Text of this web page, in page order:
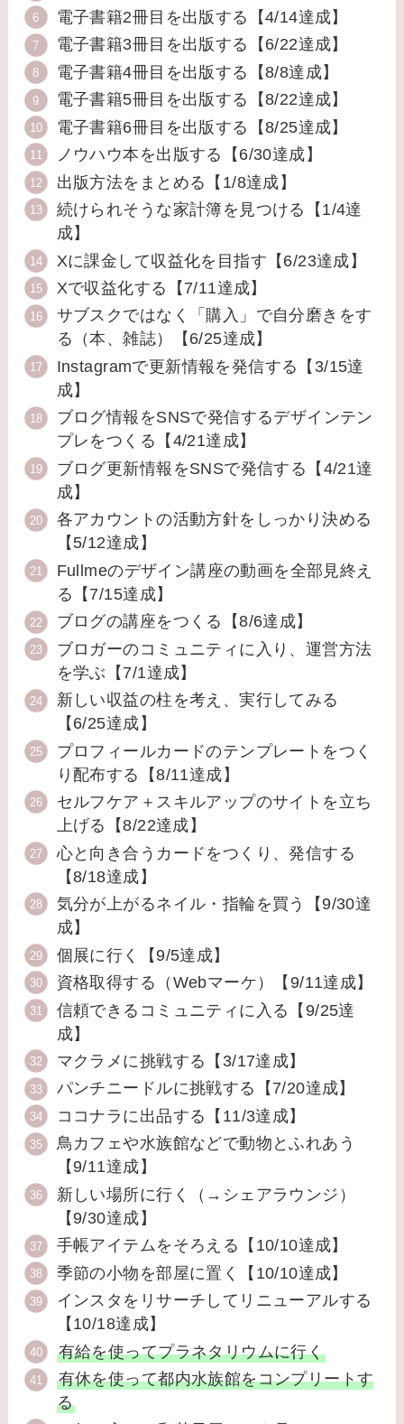
電子書籍2冊目を出版する【4/14達成】
電子書籍3冊目を出版する【6/22達成】
電子書籍4冊目を出版する【8/8達成】
電子書籍5冊目を出版する【8/22達成】
電子書籍6冊目を出版する【8/25達成】
ノウハウ本を出版する【6/30達成】
出版方法をまとめる【1/8達成】
続けられそうな家計簿を見つける【1/4達
成】
Xに課金して収益化を目指す【6/23達成】
Xで収益化する【7/11達成】
サブスクではなく「購入」で自分磨きをす
る（本、雑誌）【6/25達成】
Instagramで更新情報を発信する【3/15達
成】
ブログ情報をSNSで発信するデザインテン
プレをつくる【4/21達成】
ブログ更新情報をSNSで発信する【4/21達
成】
各アカウントの活動方針をしっかり決める
【5/12達成】
Fullmeのデザイン講座の動画を全部見終え
る【7/15達成】
ブログの講座をつくる【8/6達成】
ブロガーのコミュニティに入り、運営方法
を学ぶ【7/1達成】
新しい収益の柱を考え、実行してみる
【6/25達成】
プロフィールカードのテンプレートをつく
り配布する【8/11達成】
セルフケア＋スキルアップのサイトを立ち
上げる【8/22達成】
心と向き合うカードをつくり、発信する
【8/18達成】
気分が上がるネイル・指輪を買う【9/30達
成】
個展に行く【9/5達成】
資格取得する（Webマーケ）【9/11達成】
信頼できるコミュニティに入る【9/25達
成】
マクラメに挑戦する【3/17達成】
パンチニードルに挑戦する【7/20達成】
ココナラに出品する【11/3達成】
鳥カフェや水族館などで動物とふれあう
【9/11達成】
新しい場所に行く（→シェアラウンジ）
【9/30達成】
手帳アイテムをそろえる【10/10達成】
季節の小物を部屋に置く【10/10達成】
インスタをリサーチしてリニューアルする
【10/18達成】
有給を使ってプラネタリウムに行く
有休を使って都内水族館をコンプリートす
る